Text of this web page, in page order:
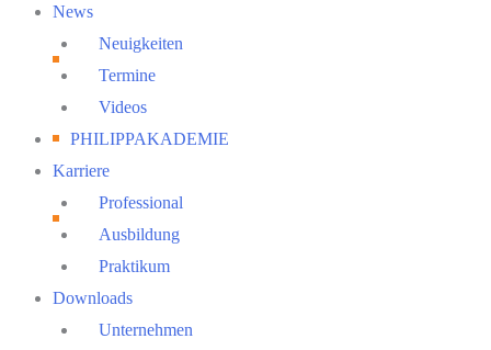
News
Neuigkeiten
Termine
Videos
PHILIPPAKADEMIE
Karriere
Professional
Ausbildung
Praktikum
Downloads
Unternehmen